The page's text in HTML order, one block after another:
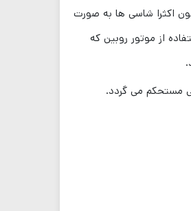
اکثرا شاسی ها به صورت
از موتور روبین که
و ایجاد سطحی مستحکم می گردد.